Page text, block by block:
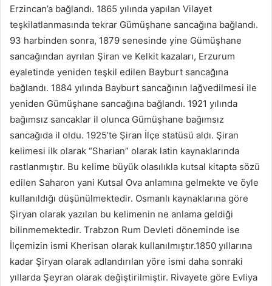
Erzincan’a bağlandı. 1865 yılında yapılan Vilayet
teşkilatlanmasında tekrar Gümüşhane sancağına bağlandı.
93 harbinden sonra, 1879 senesinde yine Gümüşhane
sancağından ayrılan Şiran ve Kelkit kazaları, Erzurum
eyaletinde yeniden teşkil edilen Bayburt sancağına
bağlandı. 1884 yılında Bayburt sancağının lağvedilmesi ile
yeniden Gümüşhane sancağına bağlandı. 1921 yılında
bağımsız sancaklar il olunca Gümüşhane bağımsız
sancağıda il oldu. 1925’te Şiran İlçe statüsü aldı. Şiran
kelimesi ilk olarak “Sharian” olarak latin kaynaklarında
rastlanmıştır. Bu kelime büyük olasılıkla kutsal kitapta sözü
edilen Saharon yani Kutsal Ova anlamına gelmekte ve öyle
kullanıldığı düşünülmektedir. Osmanlı kaynaklarına göre
Şiryan olarak yazılan bu kelimenin ne anlama geldiği
bilinmemektedir. Trabzon Rum Devleti döneminde ise
İlçemizin ismi Kherisan olarak kullanılmıştır.1850 yıllarına
kadar Şiryan olarak adlandırılan yöre ismi daha sonraki
yıllarda Şeyran olarak değiştirilmiştir. Rivayete göre Evliya